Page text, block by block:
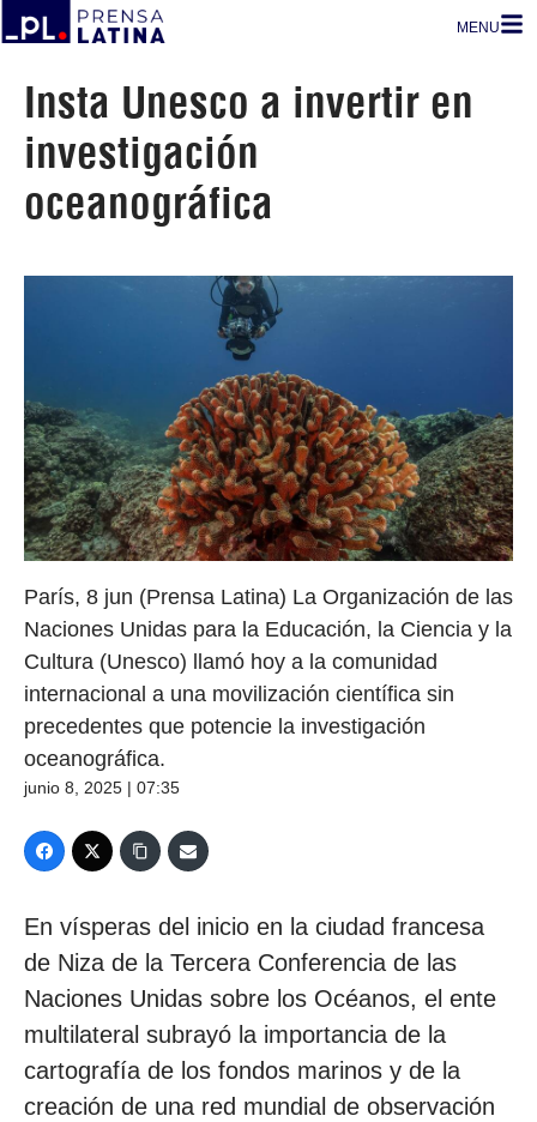
MENU
Insta Unesco a invertir en
investigación
oceanográfica
París, 8 jun (Prensa Latina) La Organización de las
Naciones Unidas para la Educación, la Ciencia y la
Cultura (Unesco) llamó hoy a la comunidad
internacional a una movilización científica sin
precedentes que potencie la investigación
oceanográfica.
junio 8, 2025 | 07:35
En vísperas del inicio en la ciudad francesa
de Niza de la Tercera Conferencia de las
Naciones Unidas sobre los Océanos, el ente
multilateral subrayó la importancia de la
cartografía de los fondos marinos y de la
creación de una red mundial de observación